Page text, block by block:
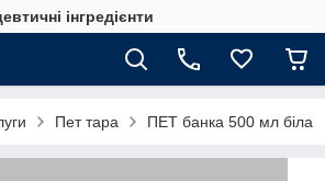
інгредієнти
Пет тара ПЕТ банка 500 мл біла